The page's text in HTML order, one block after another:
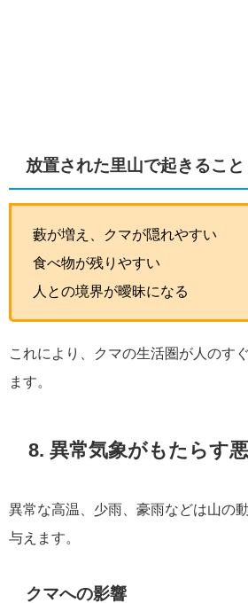
放置された里山で起きること
藪が増え、クマが隠れやすい
食べ物が残りやすい
人との境界が曖昧になる
これにより、クマの生活圏が人のす
ます。
8. 異常気象がもたらす
異常な高温、少雨、豪雨などは山の
与えます。
クマへの影響